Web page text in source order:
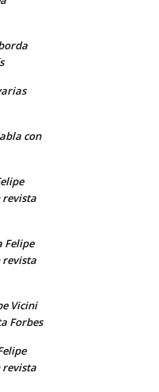
con
revista
Felipe
revista
Vicini
Forbes
revista